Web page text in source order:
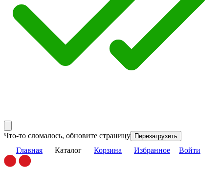
Что-то сломалось, обновите страницу Перезагрузить
Главная Каталог Корзина Избранное Войти